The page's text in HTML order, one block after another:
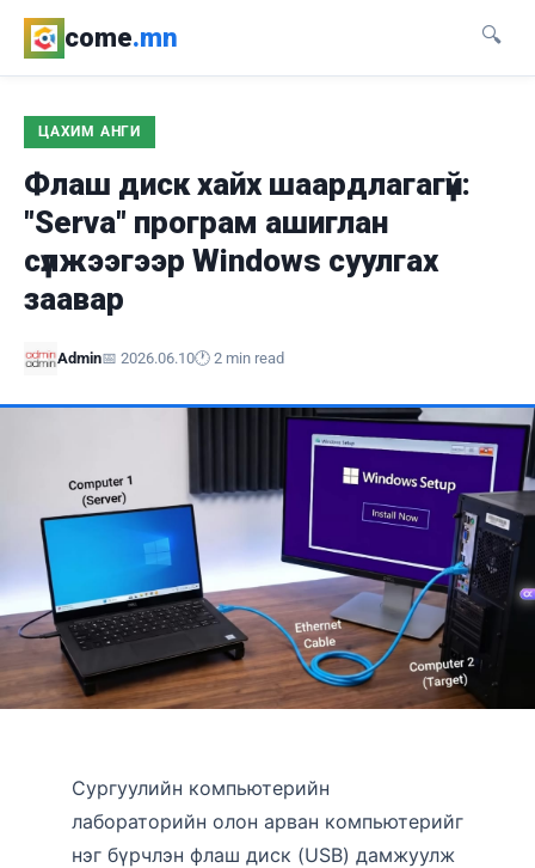
come.mn 🔍
ЦАХИМ АНГИ
Флаш диск хайх шаардлагагүй:
"Serva" програм ашиглан
сүлжээгээр Windows суулгах
заавар
Admin📅 2026.06.10🕐 2 min read
Сургуулийн компьютерийн
лабораторийн олон арван компьютерийг
нэг бүрчлэн флаш диск (USB) дамжуулж